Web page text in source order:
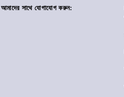
আমাদের সাথে যোগাযোগ করুন: